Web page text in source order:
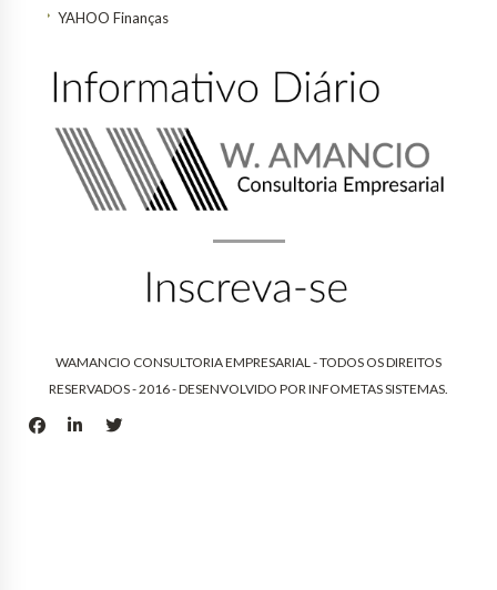
YAHOO Finanças
WAMANCIO CONSULTORIA EMPRESARIAL - TODOS OS DIREITOS
RESERVADOS - 2016 - DESENVOLVIDO PORINFOMETAS SISTEMAS.